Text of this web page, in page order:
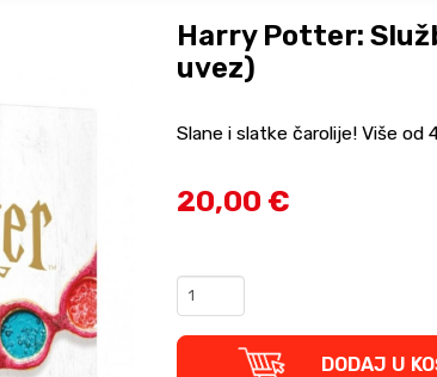
Harry Potter:
uvez)
Slane i slatke čarolije! Više
20,00 €
Službena
DODAJ U